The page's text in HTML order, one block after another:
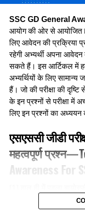
3. आजाद भारत में प्रथम
The first Bharat
independent India:
(A) सी०एन० आर० राव /
(B) सी०वी० रमन / CV
(C) जवाहरलाल नेहरू /
(D) सरदार पटेल /
Ans- B
Which of the
SSC GD General
आयोग की ओर से आयोजित
लिए आवेदन की प्रक्रिया
रहेगी अभ्यर्थी अपना
सकते हैं। इस आर्टिकल में हम
अभ्यर्थियों के लिए
हैं। जो की परीक्षा की दृष्टि
के इन प्रश्नों से परीक्षा में
लिए इन प्रश्नों का
एसएससी जीडी
महत्वपूर्ण
Awareness For